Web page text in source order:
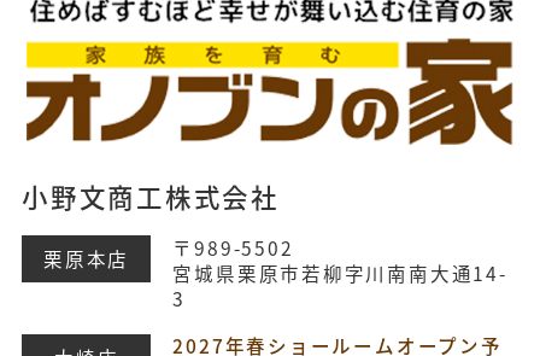
小野文商工株式会社
栗原本店
〒989-5502
宮城県栗原市若柳字川南南大通14-
3
2027年春ショールームオープン予